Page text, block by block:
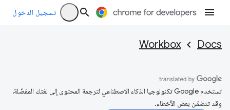
تسجيل الدخول
Docs
Workbox
تستخدم Google تكنولوجيا الذكاء الاصطناعي لترجمة المحتوى إلى لغتك المفضّلة،
وقد تتضمّن بعض الأخطاء.